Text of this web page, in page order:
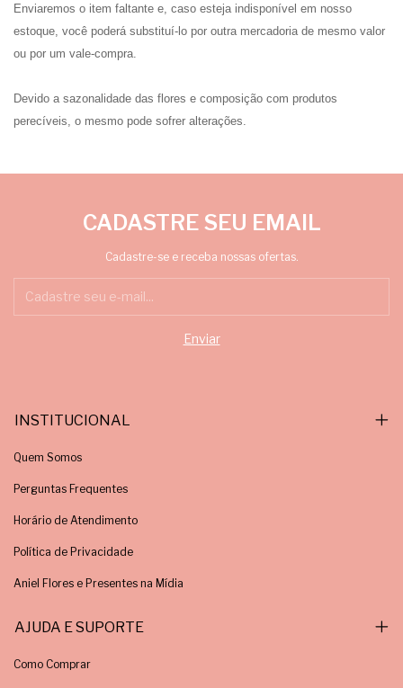
Enviaremos o item faltante e, caso esteja indisponível em nosso
estoque, você poderá substituí-lo por outra mercadoria de mesmo valor
ou por um vale-compra.
Devido a sazonalidade das flores e composição com produtos
perecíveis, o mesmo pode sofrer alterações.
CADASTRE SEU EMAIL
Cadastre-se e receba nossas ofertas.
INSTITUCIONAL
Quem Somos
Perguntas Frequentes
Horário de Atendimento
Política de Privacidade
Aniel Flores e Presentes na Mídia
AJUDA E SUPORTE
Como Comprar